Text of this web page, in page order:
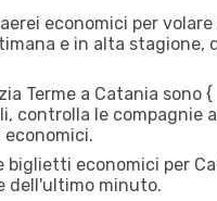
economici per volare
e in alta stagione,
Terme a Catania sono {​
controlla le compagnie
economici per
dell'ultimo minuto.